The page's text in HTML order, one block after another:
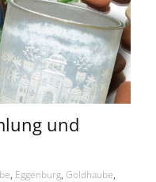
und
, Eggenburg, Goldhaube,